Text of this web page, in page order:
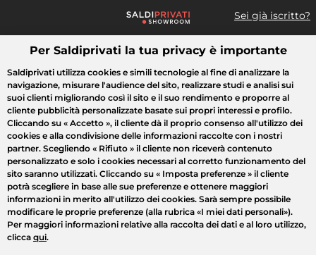
Sei già iscritto?
Cosa cerchi?
Tutte le vendite Moda Casa Bellezza Elettrodomestici
Per Saldiprivati la tua privacy è importante
Saldiprivati utilizza cookies e simili tecnologie al fine di analizzare la
navigazione, misurare l'audience del sito, realizzare studi e analisi sui
suoi clienti migliorando così il sito e il suo rendimento e proporre al
cliente pubblicità personalizzate basate sui propri interessi e profilo.
Cliccando su « Accetto », il cliente dà il proprio consenso all'utilizzo dei
cookies e alla condivisione delle informazioni raccolte con i nostri
partner. Scegliendo « Rifiuto » il cliente non riceverà contenuto
personalizzato e solo i cookies necessari al corretto funzionamento del
sito saranno utilizzati. Cliccando su « Imposta preferenze » il cliente
potrà scegliere in base alle sue preferenze e ottenere maggiori
informazioni in merito all'utilizzo dei cookies. Sarà sempre possibile
modificare le proprie preferenze (alla rubrica «I miei dati personali»).
Per maggiori informazioni relative alla raccolta dei dati e al loro utilizzo,
clicca qui.